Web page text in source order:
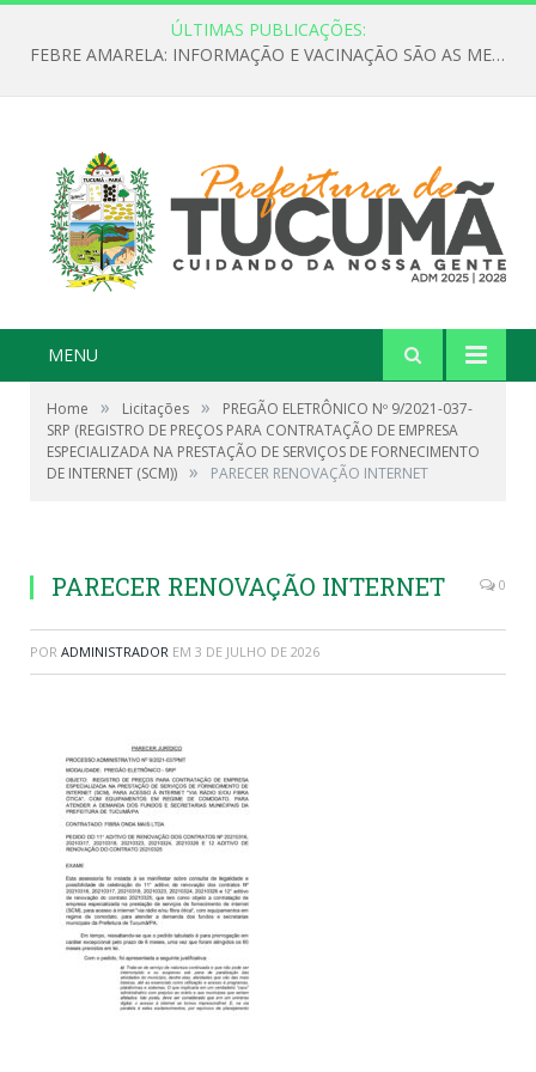
ÚLTIMAS PUBLICAÇÕES:
FEBRE AMARELA: INFORMAÇÃO E VACINAÇÃO SÃO AS MELHORES FORMAS DE PREVENÇÃO
MENU
Home » Licitações »
PREGÃO ELETRÔNICO Nº 9/2021-037-
SRP (REGISTRO DE PREÇOS PARA CONTRATAÇÃO DE EMPRESA
ESPECIALIZADA NA PRESTAÇÃO DE SERVIÇOS DE FORNECIMENTO
DE INTERNET (SCM)) » PARECER RENOVAÇÃO INTERNET
PARECER RENOVAÇÃO INTERNET 0
POR ADMINISTRADOR EM 3 DE JULHO DE 2026